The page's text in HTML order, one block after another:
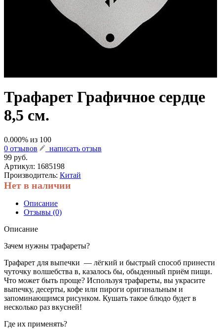
Трафарет Графичное сердце
8,5 см.
0.000% из 100
0 отзывов
написать отзыв
99 руб.
Артикул: 1685198
Производитель: Китай
Нет в наличии
Описание
Отзывы (0)
Описание
Зачем нужны трафареты?
Трафарет для выпечки — лёгкий и быстрый способ принести
чуточку волшебства в, казалось бы, обыденный приём пищи.
Что может быть проще? Используя трафареты, вы украсите
выпечку, десерты, кофе или пироги оригинальным и
запоминающимся рисунком. Кушать такое блюдо будет в
несколько раз вкусней!
Где их применять?